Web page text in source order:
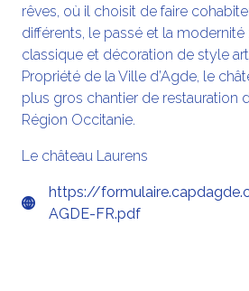
rêves, où il choisit de faire
différents, le passé et la
classique et décoration de style
Propriété de la Ville d’Agde, le
plus gros chantier de restauration
Région Occitanie.
Le château Laurens
https://
AGDE-FR.pdf